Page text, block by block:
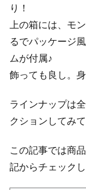
り！
上の箱には、モ
るでパッケージ
ムが付属♪
飾っても良し。
ラインナップは
クションしてみて
この記事では商
記からチェック